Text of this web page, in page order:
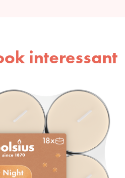
interessant